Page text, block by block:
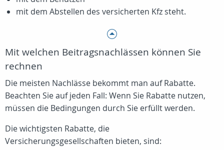
mit dem Abstellen des versicherten Kfz steht.
Mit welchen Beitragsnachlässen können Sie
rechnen
Die meisten Nachlässe bekommt man auf Rabatte.
Beachten Sie auf jeden Fall: Wenn Sie Rabatte nutzen,
müssen die Bedingungen durch Sie erfüllt werden.
Die wichtigsten Rabatte, die
Versicherungsgesellschaften bieten, sind: